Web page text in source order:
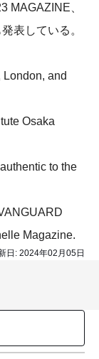
MAGAZINE、
表している。
London, and
Osaka
to the
Magazine.
日: 2024年02月05日